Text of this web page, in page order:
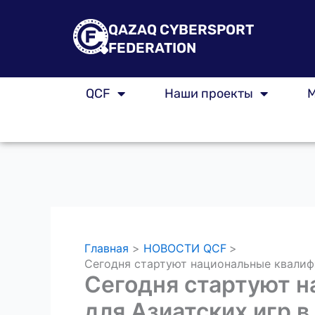
содержимому
QAZAQ CYBERSPORT
FEDERATION
QCF Наши проекты
Главная
НОВОСТИ QCF
Сегодня стартуют национальные
Сегодня стартуют